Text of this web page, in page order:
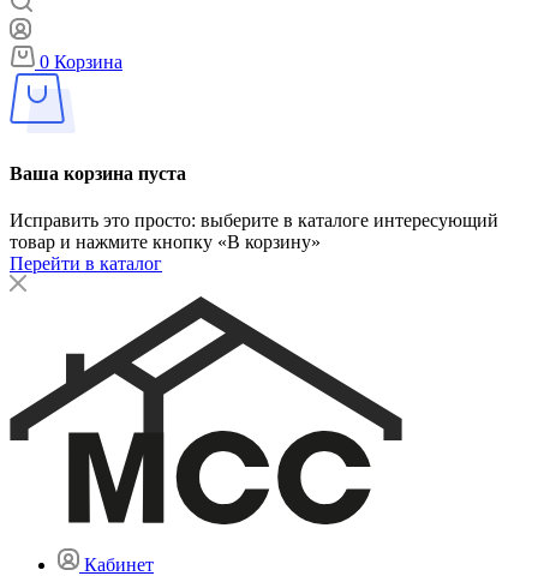
0 Корзина
Ваша корзина пуста
Исправить это просто: выберите в каталоге интересующий
товар и нажмите кнопку «В корзину»
Перейти в каталог
Кабинет